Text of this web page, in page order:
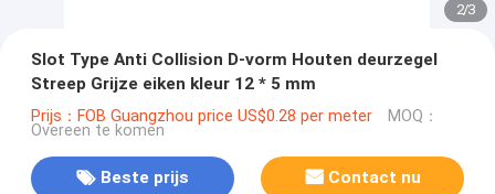
2/3
Slot Type Anti Collision D-vorm Houten deurzegel
Streep Grijze eiken kleur 12 * 5 mm
Prijs：FOB Guangzhou price US$0.28 per meter MOQ：
Overeen te komen
Beste prijs Contact nu